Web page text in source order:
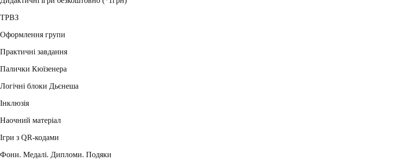
ТРВЗ
Оформлення групи
Практичні завдання
Палички Кюїзенера
Логічні блоки Дьєнеша
Інклюзія
Наочний матеріал
Ігри з QR-кодами
Фони. Медалі. Дипломи. Подяки